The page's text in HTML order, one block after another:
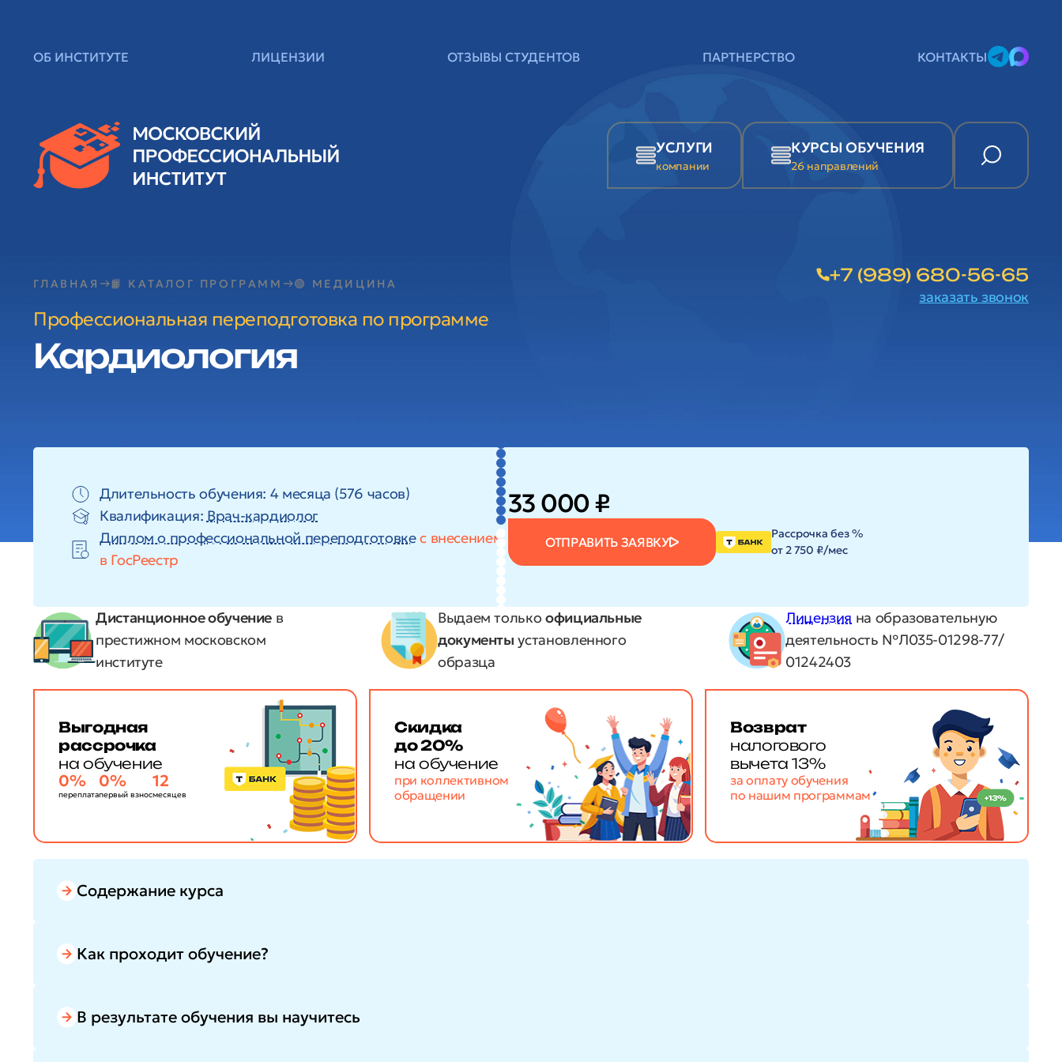
ОБ ИНСТИТУТЕ ЛИЦЕНЗИИ ОТЗЫВЫ СТУДЕНТОВ ПАРТНЕРСТВО КОНТАКТЫ
УСЛУГИ
компании
КУРСЫ ОБУЧЕНИЯ
26 направлений
ГЛАВНАЯ 📙 КАТАЛОГ ПРОГРАММ 🟢 МЕДИЦИНА +7 (989) 680-56-65
заказать звонок
Профессиональная переподготовка по программе
Кардиология
Длительность обучения: 4 месяца (576 часов)
Квалификация: Врач-кардиолог
Диплом о профессиональной переподготовке с внесением
в ГосРеестр
33 000 ₽
ОТПРАВИТЬ ЗАЯВКУ
Рассрочка без %
от 2 750 ₽/мес
Дистанционное обучение в
престижном московском
институте
Выдаем только официальные
документы установленного
образца
Лицензия на образовательную
деятельность №Л035-01298-77/
01242403
Выгодная
рассрочка
на обучение
0%
переплата
0%
первый взнос
12
месяцев
Скидка
до 20%
на обучение
при коллективном
обращении
Возврат
налогового
вычета 13%
за оплату обучения
по нашим программам
Содержание курса
Как проходит обучение?
В результате обучения вы научитесь